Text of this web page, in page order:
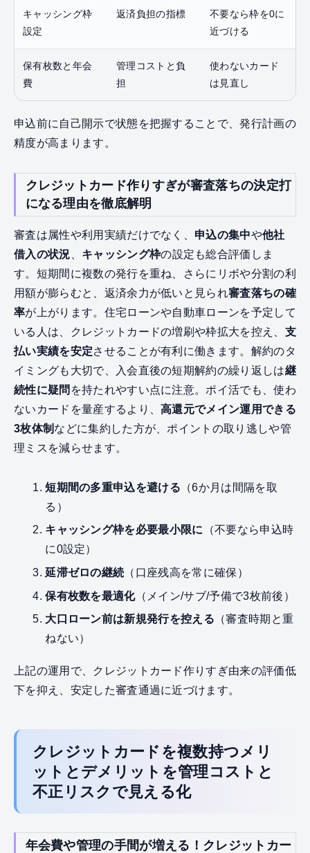
キャッシング枠
設定
返済負担の指標
不要なら枠を0に
近づける
保有枚数と年会
費
管理コストと負
担
使わないカード
は見直し
申込前に自己開示で状態を把握することで、発行計画の
精度が高まります。
クレジットカード作りすぎが審査落ちの決定打
になる理由を徹底解明
審査は属性や利用実績だけでなく、 申込の集中や他社
借入の状況
キャッシング枠の設定も総合評価しま
す。短期間に複数の発行を重ね、さらにリボや分割の利
用額が膨らむと、返済余力が低いと見られ審査落ちの確
率が上がります。住宅ローンや自動車ローンを予定して
いる人は、クレジットカードの増刷や枠拡大を控え、 支
払い実績を安定させることが有利に働きます。解約のタ
イミングも大切で、入会直後の短期解約の繰り返しは継
続性に疑問 を持たれやすい点に注意。ポイ活でも、使わ
ないカードを量産するより、高還元でメイン運用できる
3枚体制 などに集約した方が、ポイントの取り逃しや管
理ミスを減らせます。
短期間の多重申込を避ける （6か月は間隔を取
る）
キャッシング枠を必要最小限に （不要なら申込時
に0設定）
延滞ゼロの継続 （口座残高を常に確保）
保有枚数を最適化（メイン/サブ/予備で3枚前後）
大口ローン前は新規発行を控える （審査時期と重
ねない）
上記の運用で、クレジットカード作りすぎ由来の評価低
下を抑え、安定した審査通過に近づけます。
クレジットカードを複数持つメリ
ットとデメリットを管理コストと
不正リスクで見える化
年会費や管理の手間が増える！クレジットカー